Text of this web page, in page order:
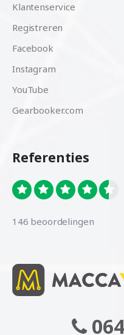
Klantenservice
Registreren
Facebook
Instagram
YouTube
Gearbooker.com
Referenties
146 beoordelingen